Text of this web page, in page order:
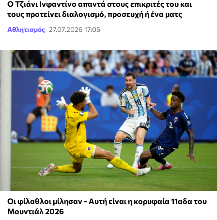
Ο Τζιάνι Ινφαντίνο απαντά στους επικριτές του και
τους προτείνει διαλογισμό, προσευχή ή ένα ματς
Αθλητισμός 27.07.2026 17:05
Οι φίλαθλοι μίλησαν - Αυτή είναι η κορυφαία 11αδα του
Μουντιάλ 2026